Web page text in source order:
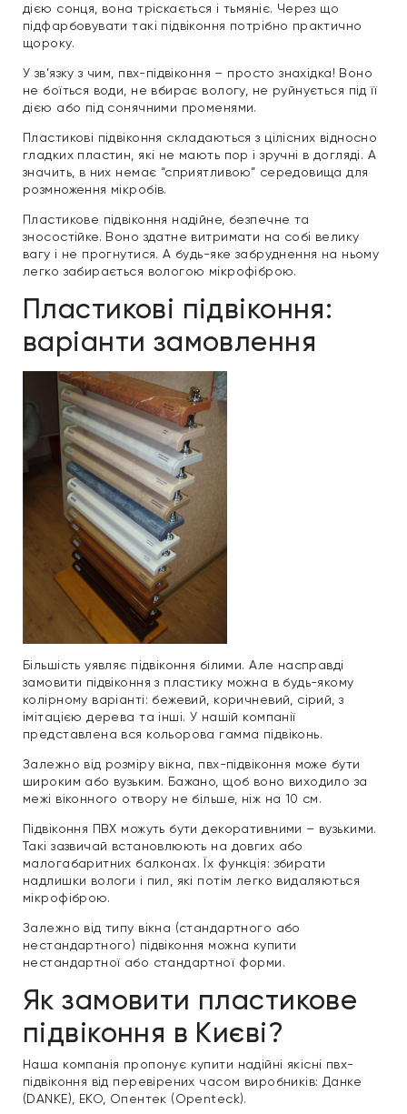
дією сонця, вона тріскається і тьмяніє. Через що
підфарбовувати такі підвіконня потрібно практично
щороку.
У зв’язку з чим, пвх-підвіконня – просто знахідка! Воно
не боїться води, не вбирає вологу, не руйнується під її
дією або під сонячними променями.
Пластикові підвіконня складаються з цілісних відносно
гладких пластин, які не мають пор і зручні в догляді. А
значить, в них немає “сприятливою” середовища для
розмноження мікробів.
Пластикове підвіконня надійне, безпечне та
зносостійке. Воно здатне витримати на собі велику
вагу і не прогнутися. А будь-яке забруднення на ньому
легко забирається вологою мікрофіброю.
Пластикові підвіконня:
варіанти замовлення
Більшість уявляє підвіконня білими. Але насправді
замовити підвіконня з пластику можна в будь-якому
колірному варіанті: бежевий, коричневий, сірий, з
імітацією дерева та інші. У нашій компанії
представлена ​​вся кольорова гамма підвіконь.
Залежно від розміру вікна, пвх-підвіконня може бути
широким або вузьким. Бажано, щоб воно виходило за
межі віконного отвору не більше, ніж на 10 см.
Підвіконня ПВХ можуть бути декоративними – вузькими.
Такі зазвичай встановлюють на довгих або
малогабаритних балконах. Їх функція: збирати
надлишки вологи і пил, які потім легко видаляються
мікрофіброю.
Залежно від типу вікна (стандартного або
нестандартного) підвіконня можна купити
нестандартної або стандартної форми.
Як замовити пластикове
підвіконня в Києві?
Наша компанія пропонує купити надійні якісні пвх-
підвіконня від перевірених часом виробників: Данке
(DANKE), ЕКО, Опентек (Openteck).